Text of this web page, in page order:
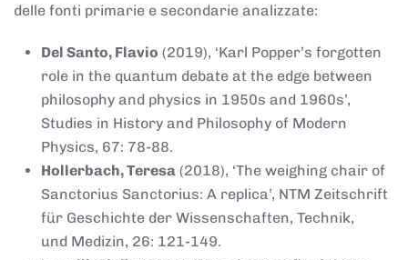
delle fonti primarie e secondarie analizzate:
Del Santo, Flavio (2019), ‘Karl Popper’s forgotten
role in the quantum debate at the edge between
philosophy and physics in 1950s and 1960s’,
Studies in History and Philosophy of Modern
Physics, 67: 78-88.
Hollerbach, Teresa (2018), ‘The weighing chair of
Sanctorius Sanctorius: A replica’, NTM Zeitschrift
für Geschichte der Wissenschaften, Technik,
und Medizin, 26: 121-149.